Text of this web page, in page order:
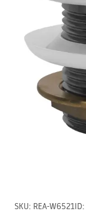
SKU: REA-W6521ID: